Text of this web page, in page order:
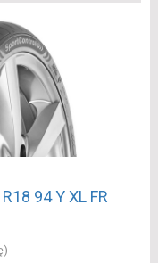
94 Y XL FR